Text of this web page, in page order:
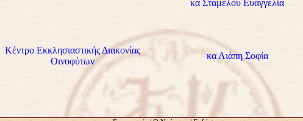
κα Σταμέλου Ευαγγελία
Κέντρο Εκκλησιαστικής Διακονίας
Οινοφύτων
κα Λιάπη Σοφία